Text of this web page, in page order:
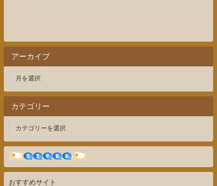
アーカイブ
カテゴリー
おすすめサイト